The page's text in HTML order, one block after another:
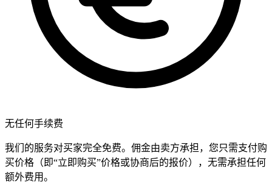
无任何手续费
我们的服务对买家完全免费。佣金由卖方承担，您只需支付购
买价格（即“立即购买”价格或协商后的报价），无需承担任何
额外费用。